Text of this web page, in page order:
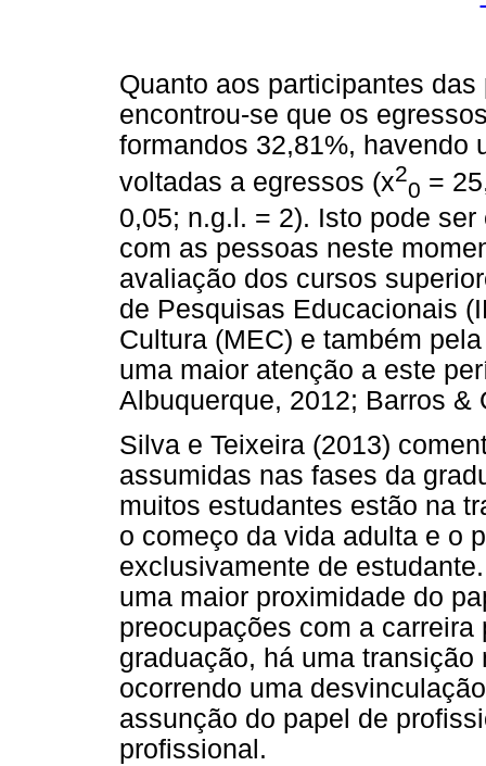
Quanto aos participantes
encontrou-se que os
formandos 32,81%, havendo
voltadas a egressos (x2
0 =
0,05; n.g.l. = 2). Isto pode
com as pessoas neste
avaliação dos cursos
de Pesquisas Educacionais
Cultura (MEC) e também
uma maior atenção a este
Albuquerque, 2012; Barros &
Silva e Teixeira (2013)
assumidas nas fases da
muitos estudantes estão na
o começo da vida adulta e o
exclusivamente de
uma maior proximidade do
preocupações com a
graduação, há uma
ocorrendo uma
assunção do papel de
profissional.